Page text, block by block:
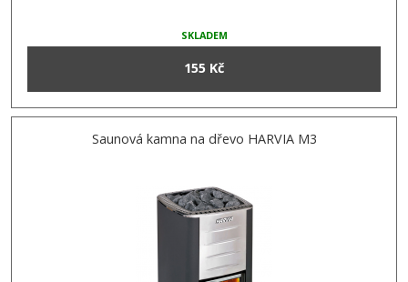
SKLADEM
155 Kč
Saunová kamna na dřevo HARVIA M3